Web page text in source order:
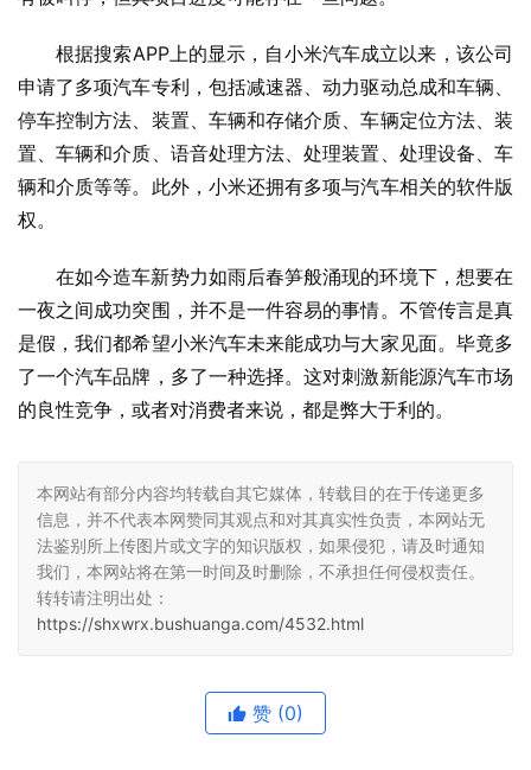
根据搜索APP上的显示，自小米汽车成立以来，该公司
申请了多项汽车专利，包括减速器、动力驱动总成和车辆、
停车控制方法、装置、车辆和存储介质、车辆定位方法、装
置、车辆和介质、语音处理方法、处理装置、处理设备、车
辆和介质等等。此外，小米还拥有多项与汽车相关的软件版
权。
在如今造车新势力如雨后春笋般涌现的环境下，想要在
一夜之间成功突围，并不是一件容易的事情。不管传言是真
是假，我们都希望小米汽车未来能成功与大家见面。毕竟多
了一个汽车品牌，多了一种选择。这对刺激新能源汽车市场
的良性竞争，或者对消费者来说，都是弊大于利的。
本网站有部分内容均转载自其它媒体，转载目的在于传递更多
信息，并不代表本网赞同其观点和对其真实性负责，本网站无
法鉴别所上传图片或文字的知识版权，如果侵犯，请及时通知
我们，本网站将在第一时间及时删除，不承担任何侵权责任。
转转请注明出处：
https://shxwrx.bushuanga.com/4532.html
赞 (0)